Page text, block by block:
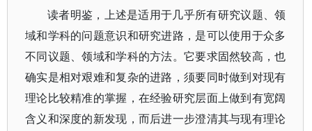
读者明鉴，上述是适用于几乎所有研究议题、领
域和学科的问题意识和研究进路，是可以使用于众多
不同议题、领域和学科的方法。它要求固然较高，也
确实是相对艰难和复杂的进路，须要同时做到对现有
理论比较精准的掌握，在经验研究层面上做到有宽阔
含义和深度的新发现，而后进一步澄清其与现有理论